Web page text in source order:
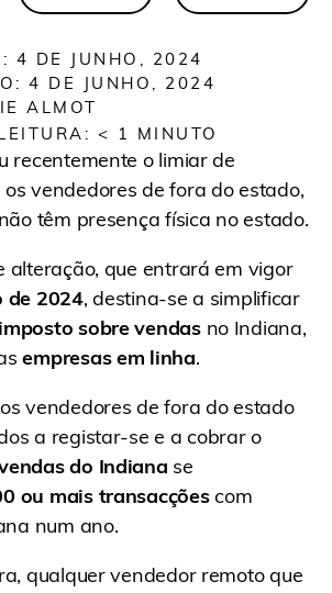
4 DE JUNHO, 2024
4 DE JUNHO, 2024
ALMOT
< 1 MINUTO
recentemente o limiar de
vendedores de fora do estado,
têm presença física no estado.
alteração, que entrará em vigor
de 2024, destina-se a simplificar
sobre vendasno Indiana,
empresas em linha.
vendedores de fora do estado
a registar-se e a cobrar o
do Indiana se
ou mais transacçõescom
num ano.
qualquer vendedor remoto que